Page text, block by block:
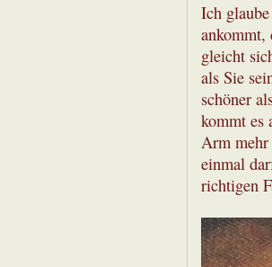
Ich
ankommt,
gleicht
als Sie
schöner
kommt es
Arm mehr
einmal
richtigen